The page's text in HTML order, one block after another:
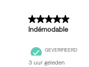
5 van 5 sterren.
Indémodable
GEVERIFIEERD
3 uur geleden